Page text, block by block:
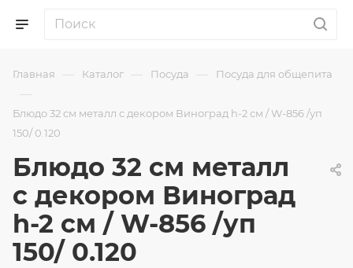
Главная — Каталог — Посуда — Посуда для общепита
—
Блюдо 32 см металл с декором Виноград h-2 см / W-856 /уп
150/ 0.120
Блюдо 32 см металл
с декором Виноград
h-2 см / W-856 /уп
150/ 0.120